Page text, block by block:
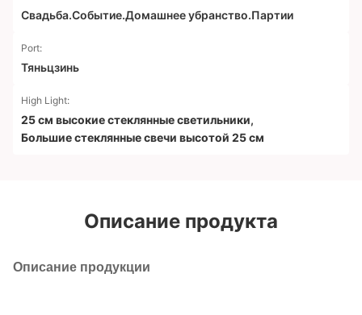
Свадьба.Событие.Домашнее убранство.Партии
Port:
Тяньцзинь
High Light:
25 см высокие стеклянные светильники,
Большие стеклянные свечи высотой 25 см
Описание продукта
Описание продукции